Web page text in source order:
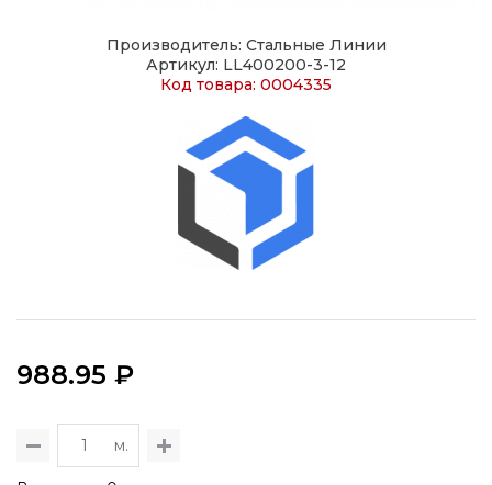
Производитель: Стальные Линии
Артикул: LL400200-3-12
Код товара: 0004335
988.95 ₽
м.